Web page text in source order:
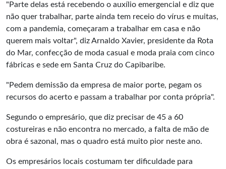
"Parte delas está recebendo o auxílio emergencial e diz que
não quer trabalhar, parte ainda tem receio do vírus e muitas,
com a pandemia, começaram a trabalhar em casa e não
querem mais voltar", diz Arnaldo Xavier, presidente da Rota
do Mar, confecção de moda casual e moda praia com cinco
fábricas e sede em Santa Cruz do Capibaribe.
"Pedem demissão da empresa de maior porte, pegam os
recursos do acerto e passam a trabalhar por conta própria".
Segundo o empresário, que diz precisar de 45 a 60
costureiras e não encontra no mercado, a falta de mão de
obra é sazonal, mas o quadro está muito pior neste ano.
Os empresários locais costumam ter dificuldade para